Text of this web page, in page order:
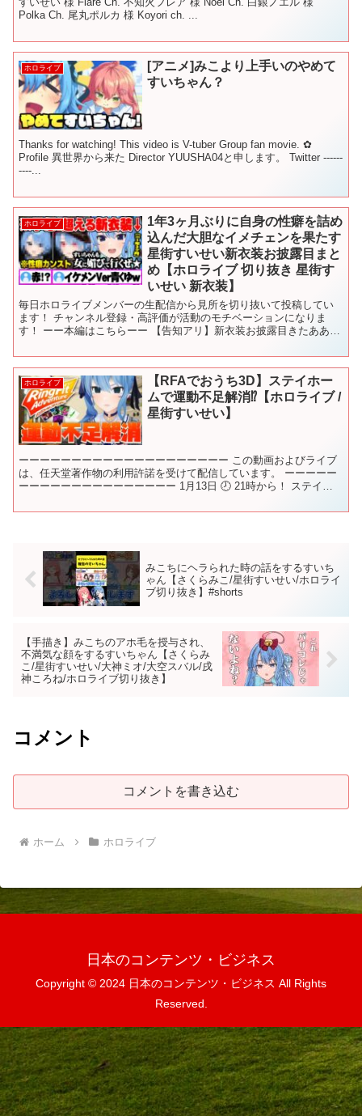
Polka Ch. 尾丸ポルカ 様 Koyori ch. ...
ホロライブ
[アニメ]みこより上手いのやめて
すいちゃん？
Thanks for watching! This video is V-tuber Group fan movie. ✿
Profile 異世界から来た Director YUUSHA04と申します。 Twitter ------
----...
ホロライブ
1年3ヶ月ぶりに自身の性癖を詰め
込んだ大胆なイメチェンを果たす
星街すいせい新衣装お披露目まと
め【ホロライブ 切り抜き 星街す
いせい 新衣装】
毎日ホロライブメンバーの生配信から見所を切り抜いて投稿してい
ます！ チャンネル登録・高評価が活動のモチベーションになりま
す！ ーー本編はこちらーー 【告知アリ】新衣装お披露目きたあああ
ホロライブ
【RFAでおうち3D】ステイホー
ムで運動不足解消⁉【ホロライブ /
星街すいせい】
ーーーーーーーーーーーーーーーーーーーー この動画およびライブ
は、任天堂著作物の利用許諾を受けて配信しています。 ーーーーー
ーーーーーーーーーーーーーーー 1月13日 🕗 21時から！ ステイホ
みこちにヘラられた時の話をするすいち
ゃん【さくらみこ/星街すいせい/ホロライ
ブ切り抜き】#shorts
【手描き】みこちのアホ毛を授与され、
不満気な顔をするすいちゃん【さくらみ
こ/星街すいせい/大神ミオ/大空スバル/戌
神ころね/ホロライブ切り抜き】
コメント
コメントを書き込む
ホーム ホロライブ
日本のコンテンツ・ビジネス
Copyright © 2024 日本のコンテンツ・ビジネス All Rights
Reserved.